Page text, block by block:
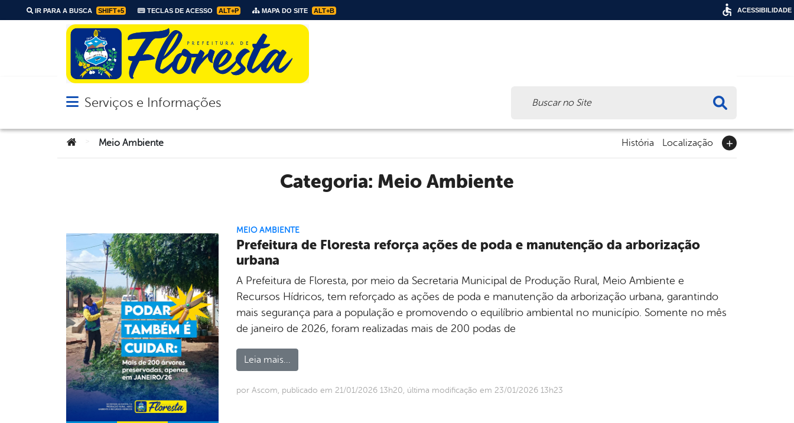
IR PARA A BUSCA SHIFT+5 TECLAS DE ACESSO ALT+P MAPA DO SITE ALT+B
Abrir menu principal de navegação
Serviços e Informações
Você está aqui:Meio Ambiente História Localização
Categoria: Meio Ambiente
MEIO AMBIENTE
Prefeitura de Floresta reforça ações de poda e manutenção da arborização
urbana
A Prefeitura de Floresta, por meio da Secretaria Municipal de Produção Rural, Meio Ambiente e
Recursos Hídricos, tem reforçado as ações de poda e manutenção da arborização urbana, garantindo
mais segurança para a população e promovendo o equilíbrio ambiental no município. Somente no mês
de janeiro de 2026, foram realizadas mais de 200 podas de
Leia mais...
por Ascom, publicado em 21/01/2026 13h20, última modificação em 23/01/2026 13h23
ACESSIBILIDADE